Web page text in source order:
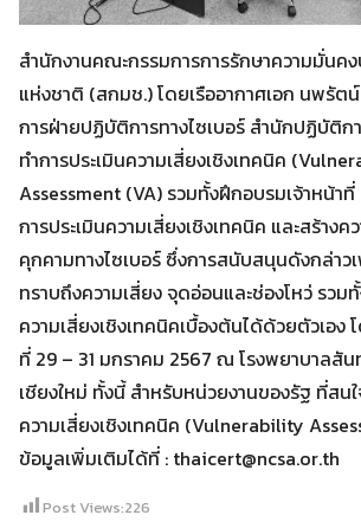
สำนักงานคณะกรรมการการรักษาความมั่นค
แห่งชาติ (สกมช.) โดยเรืออากาศเอก นพรัต
การฝ่ายปฏิบัติการทางไซเบอร์ สำนักปฏิบัติก
ทำการประเมินความเสี่ยงเชิงเทคนิค
Assessment (VA) รวมทั้งฝึกอบรมเจ้าหน้าที่
การประเมินความเสี่ยงเชิงเทคนิค และสร้าง
คุกคามทางไซเบอร์ ซึ่งการสนับสนุนดังกล่าว
ทราบถึงความเสี่ยง จุดอ่อนและช่องโหว่ รวม
ความเสี่ยงเชิงเทคนิคเบื้องต้นได้ด้วยตัวเอง
ที่ 29 – 31 มกราคม 2567 ณ โรงพยาบาลสัน
เชียงใหม่ ทั้งนี้ สำหรับหน่วยงานของรัฐ ที่สน
ความเสี่ยงเชิงเทคนิค (Vulnerability
ข้อมูลเพิ่มเติมได้ที่ : thaicert@ncsa.or.th
Post Views:226